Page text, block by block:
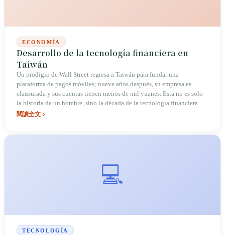
ECONOMÍA
Desarrollo de la tecnología financiera en
Taiwán
Un prodigio de Wall Street regresa a Taiwán para fundar una
plataforma de pagos móviles; nueve años después, su empresa es
clausurada y sus cuentas tienen menos de mil yuanes. Esta no es solo
la historia de un hombre, sino la década de la tecnología financiera en
toda la isla, oscilando entre la 'apertura' y la 'pérdida de control'.
閱讀全文
💻
TECNOLOGÍA